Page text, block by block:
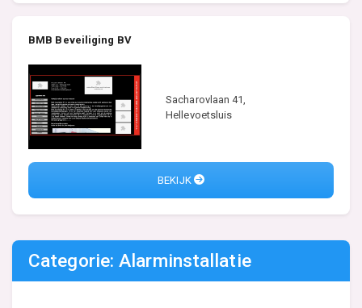
BMB Beveiliging BV
Sacharovlaan 41,
Hellevoetsluis
BEKIJK
Categorie: Alarminstallatie